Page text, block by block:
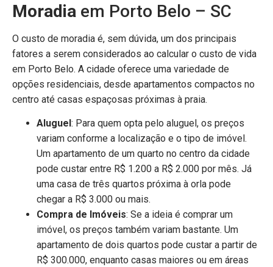
Moradia em Porto Belo – SC
O custo de moradia é, sem dúvida, um dos principais
fatores a serem considerados ao calcular o custo de vida
em Porto Belo. A cidade oferece uma variedade de
opções residenciais, desde apartamentos compactos no
centro até casas espaçosas próximas à praia.
Aluguel : Para quem opta pelo aluguel, os preços
variam conforme a localização e o tipo de imóvel.
Um apartamento de um quarto no centro da cidade
pode custar entre R$ 1.200 a R$ 2.000 por mês. Já
uma casa de três quartos próxima à orla pode
chegar a R$ 3.000 ou mais.
Compra de Imóveis: Se a ideia é comprar um
imóvel, os preços também variam bastante. Um
apartamento de dois quartos pode custar a partir de
R$ 300.000, enquanto casas maiores ou em áreas